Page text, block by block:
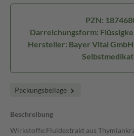
PZN:
Darreichungsform:
Hersteller: Bayer Vital
Packungsbeilage
Beschreibung
Wirkstoffe:Fluidextrakt aus